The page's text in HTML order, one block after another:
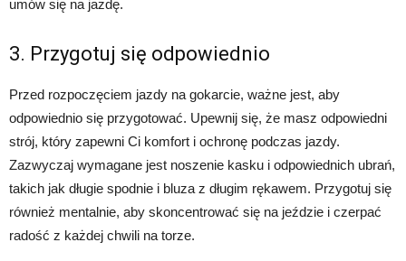
umów się na jazdę.
3. Przygotuj się odpowiednio
Przed rozpoczęciem jazdy na gokarcie, ważne jest, aby
odpowiednio się przygotować. Upewnij się, że masz odpowiedni
strój, który zapewni Ci komfort i ochronę podczas jazdy.
Zazwyczaj wymagane jest noszenie kasku i odpowiednich ubrań,
takich jak długie spodnie i bluza z długim rękawem. Przygotuj się
również mentalnie, aby skoncentrować się na jeździe i czerpać
radość z każdej chwili na torze.